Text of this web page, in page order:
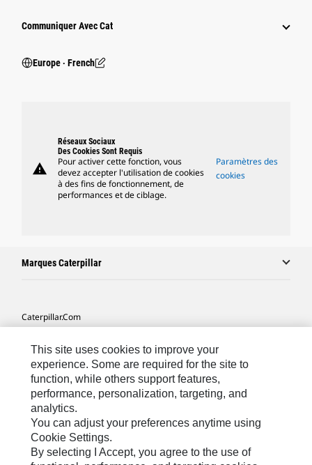
Communiquer Avec Cat
Europe ‧ French
warning
Réseaux Sociaux
Des Cookies Sont Requis
Pour activer cette fonction, vous
devez accepter l'utilisation de cookies
à des fins de fonctionnement, de
performances et de ciblage.
Paramètres des
cookies
Marques Caterpillar
Caterpillar.com
Mes Préférences Marketing
Plan Du Site
Cookie Settings
Légales
Confidentialité
This site uses cookies to improve your
experience. Some are required for the site to
function, while others support features,
performance, personalization, targeting, and
analytics.
You can adjust your preferences anytime using
Cookie Settings.
By selecting I Accept, you agree to the use of